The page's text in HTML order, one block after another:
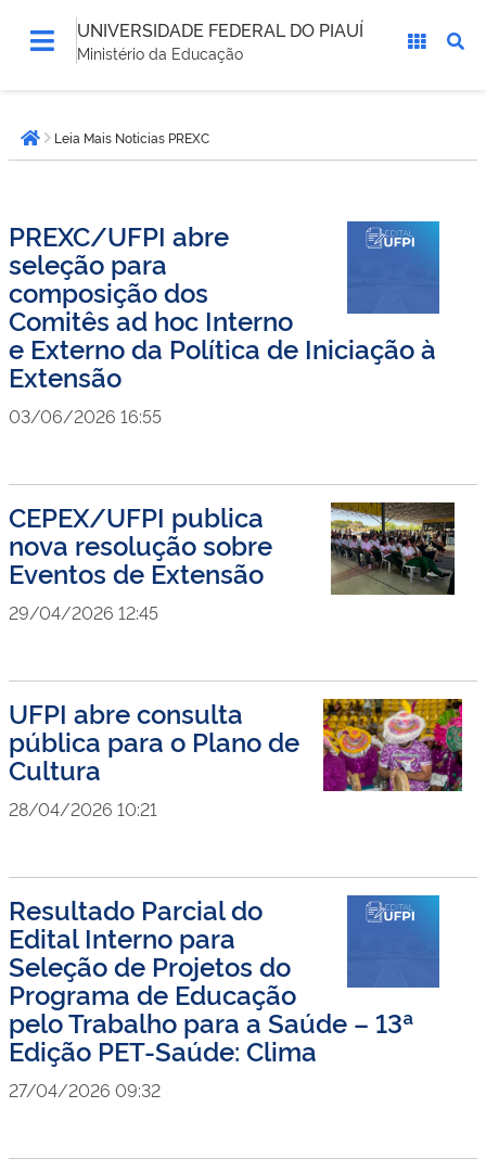
UNIVERSIDADE FEDERAL DO PIAUÍ
Ministério da Educação
está
aqui:Página inicial
Leia Mais Noticias PREXC
PREXC/UFPI abre
seleção para
composição dos
Comitês ad hoc Interno
e Externo da Política de Iniciação à
Extensão
03/06/2026 16:55
CEPEX/UFPI publica
nova resolução sobre
Eventos de Extensão
29/04/2026 12:45
UFPI abre consulta
pública para o Plano de
Cultura
28/04/2026 10:21
Resultado Parcial do
Edital Interno para
Seleção de Projetos do
Programa de Educação
pelo Trabalho para a Saúde – 13ª
Edição PET-Saúde: Clima
27/04/2026 09:32